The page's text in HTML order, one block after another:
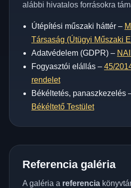
alábbi hivatalos forrásokra
Útépítési műszaki háttér –
Társaság (Útügyi Műszaki
Adatvédelem (GDPR) –
Fogyasztói elállás – 45/
rendelet
Békéltetés, panaszkezelés
Békéltető Testület
Referencia galéria
A galéria a referencia